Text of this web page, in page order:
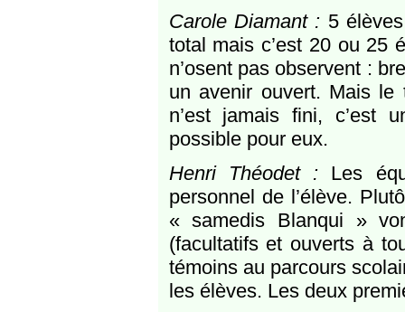
Carole Diamant : 5
total mais c’est 20 ou 25
n’osent pas observent :
un avenir ouvert. Mais le
n’est jamais fini, c’est
possible pour eux.
Henri Théodet : Les
personnel de l’élève.
« samedis Blanqui »
(facultatifs et ouverts à
témoins au parcours
les élèves. Les deux